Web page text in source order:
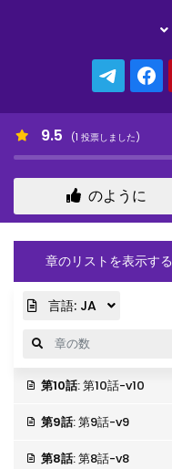
9.5 (1 投票しました)
のように
章のリストを表示する
言語: JA
第10話: 第10話-v10
第9話: 第9話-v9
第8話: 第8話-v8